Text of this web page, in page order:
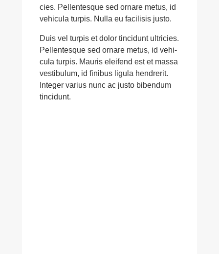
cies. Pellen­tes­que sed ornare metus, id
vehi­cula turpis. Nulla eu faci­li­sis justo.
Duis vel turpis et dolor tincidunt ultri­cies.
Pellen­tes­que sed ornare metus, id vehi­
cula turpis. Mauris eleifend est et massa
vesti­bu­lum, id fini­bus ligula hendre­rit.
Inte­ger varius nunc ac justo biben­dum
tincidunt.